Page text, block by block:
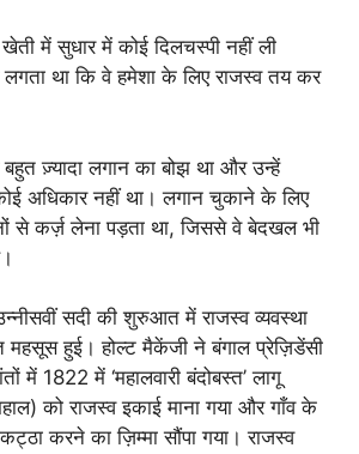
खेती में सुधार में कोई दिलचस्पी नहीं ली
लगता था कि वे हमेशा के लिए राजस्व तय कर
बहुत ज़्यादा लगान का बोझ था और उन्हें
अधिकार नहीं था। लगान चुकाने के लिए
से कर्ज़ लेना पड़ता था, जिससे वे बेदखल भी
सदी की शुरुआत में राजस्व व्यवस्था
हुई। होल्ट मैकेंजी ने बंगाल प्रेज़िडेंसी
में 1822 में ‘महालवारी बंदोबस्त’ लागू
को राजस्व इकाई माना गया और गाँव के
करने का ज़िम्मा सौंपा गया। राजस्व